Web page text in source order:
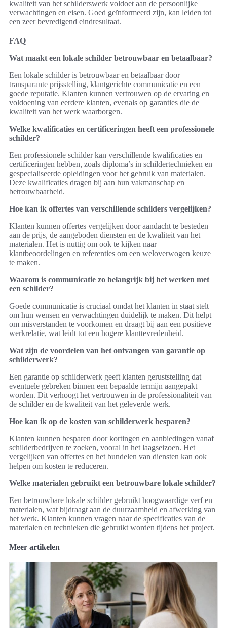
kwaliteit van het schilderswerk voldoet aan de persoonlijke
verwachtingen en eisen. Goed geïnformeerd zijn, kan leiden tot
een zeer bevredigend eindresultaat.
FAQ
Wat maakt een lokale schilder betrouwbaar en betaalbaar?
Een lokale schilder is betrouwbaar en betaalbaar door
transparante prijsstelling, klantgerichte communicatie en een
goede reputatie. Klanten kunnen vertrouwen op de ervaring en
voldoening van eerdere klanten, evenals op garanties die de
kwaliteit van het werk waarborgen.
Welke kwalificaties en certificeringen heeft een professionele
schilder?
Een professionele schilder kan verschillende kwalificaties en
certificeringen hebben, zoals diploma’s in schildertechnieken en
gespecialiseerde opleidingen voor het gebruik van materialen.
Deze kwalificaties dragen bij aan hun vakmanschap en
betrouwbaarheid.
Hoe kan ik offertes van verschillende schilders vergelijken?
Klanten kunnen offertes vergelijken door aandacht te besteden
aan de prijs, de aangeboden diensten en de kwaliteit van het
materialen. Het is nuttig om ook te kijken naar
klantbeoordelingen en referenties om een weloverwogen keuze
te maken.
Waarom is communicatie zo belangrijk bij het werken met
een schilder?
Goede communicatie is cruciaal omdat het klanten in staat stelt
om hun wensen en verwachtingen duidelijk te maken. Dit helpt
om misverstanden te voorkomen en draagt bij aan een positieve
werkrelatie, wat leidt tot een hogere klanttevredenheid.
Wat zijn de voordelen van het ontvangen van garantie op
schilderwerk?
Een garantie op schilderwerk geeft klanten geruststelling dat
eventuele gebreken binnen een bepaalde termijn aangepakt
worden. Dit verhoogt het vertrouwen in de professionaliteit van
de schilder en de kwaliteit van het geleverde werk.
Hoe kan ik op de kosten van schilderwerk besparen?
Klanten kunnen besparen door kortingen en aanbiedingen vanaf
schilderbedrijven te zoeken, vooral in het laagseizoen. Het
vergelijken van offertes en het bundelen van diensten kan ook
helpen om kosten te reduceren.
Welke materialen gebruikt een betrouwbare lokale schilder?
Een betrouwbare lokale schilder gebruikt hoogwaardige verf en
materialen, wat bijdraagt aan de duurzaamheid en afwerking van
het werk. Klanten kunnen vragen naar de specificaties van de
materialen en technieken die gebruikt worden tijdens het project.
Meer artikelen